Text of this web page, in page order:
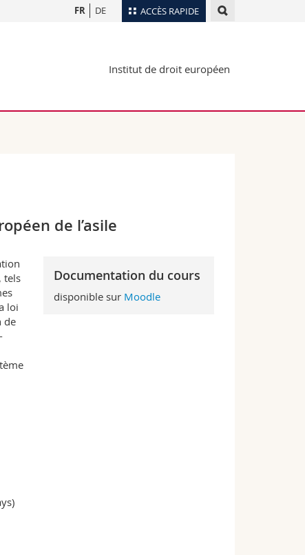
ACCÈS RAPIDE
Plan d'accès
Webmail
FR DE
Institut de droit européen
de l’asile
tels
loi
de
Documentation du cours
disponible sur Moodle